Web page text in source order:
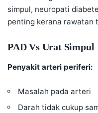
simpul, neuropati
penting kerana rawatan
PAD Vs Urat Simpul
Penyakit arteri periferi:
Masalah pada arteri
Darah tidak cukup